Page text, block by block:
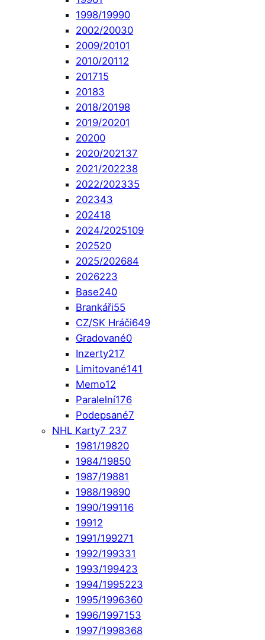
1998/19990
2002/20030
2009/20101
2010/20112
201715
20183
2018/20198
2019/20201
20200
2020/202137
2021/202238
2022/202335
202343
202418
2024/2025109
202520
2025/202684
2026223
Base240
Brankáři55
CZ/SK Hráči649
Gradované0
Inzerty217
Limitované141
Memo12
Paralelní176
Podepsané7
NHL Karty7 237
1981/19820
1984/19850
1987/19881
1988/19890
1990/199116
19912
1991/199271
1992/199331
1993/199423
1994/1995223
1995/1996360
1996/1997153
1997/1998368